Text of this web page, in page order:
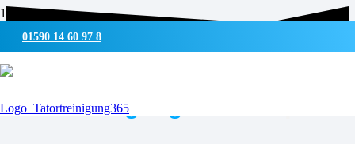
01590 14 60 97 8
UMWELTSCHONENDE REINIGUNG & DESINFEKTION
Tatortreinigung für